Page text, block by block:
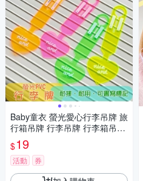
Baby童衣 螢光愛心行李吊牌 旅
行箱吊牌 行李吊牌 行李箱吊牌
旅行箱 登機牌 行李箱掛牌 托運
吊牌 行李辨識牌 11792
$19
活動 券